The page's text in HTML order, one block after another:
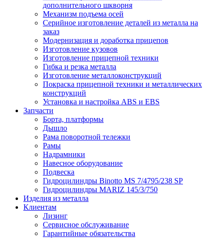
дополнительного шкворня
Механизм подъема осей
Серийное изготовление деталей из металла на
заказ
Модернизация и доработка прицепов
Изготовление кузовов
Изготовление прицепной техники
Гибка и резка металла
Изготовление металлоконструкций
Покраска прицепной техники и металлических
конструкций
Установка и настройка ABS и EBS
Запчасти
Борта, платформы
Дышло
Рама поворотной тележки
Рамы
Надрамники
Навесное оборудование
Подвеска
Гидроцилиндры Binotto MS 7/4795/238 SP
Гидроцилиндры MARIZ 145/3/750
Изделия из металла
Клиентам
Лизинг
Сервисное обслуживание
Гарантийные обязательства